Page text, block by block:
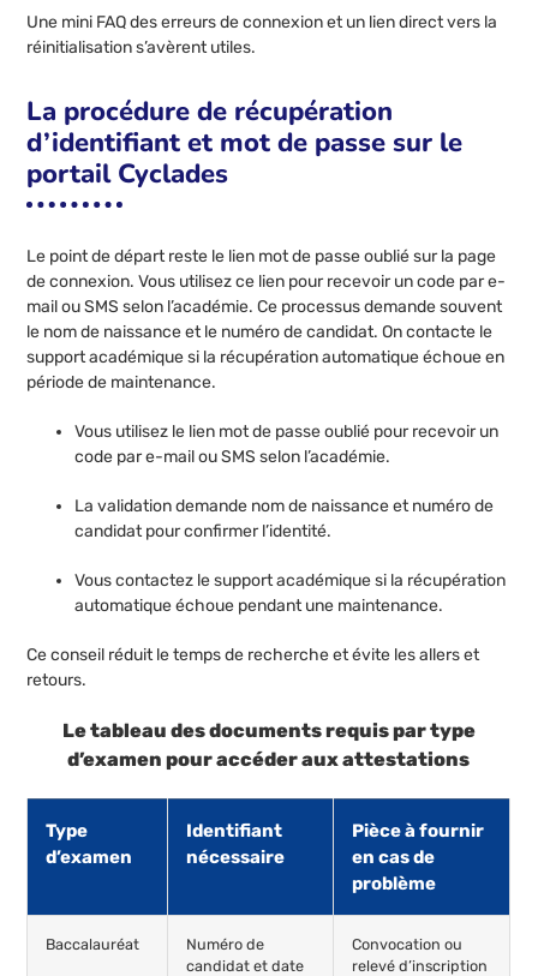
Une mini FAQ des erreurs de connexion et un lien direct vers la
réinitialisation s’avèrent utiles.
La procédure de récupération
d’identifiant et mot de passe sur le
portail Cyclades
Le point de départ reste le lien mot de passe oublié sur la page
de connexion. Vous utilisez ce lien pour recevoir un code par e-
mail ou SMS selon l’académie. Ce processus demande souvent
le nom de naissance et le numéro de candidat. On contacte le
support académique si la récupération automatique échoue en
période de maintenance.
Vous utilisez le lien mot de passe oublié pour recevoir un
code par e-mail ou SMS selon l’académie.
La validation demande nom de naissance et numéro de
candidat pour confirmer l’identité.
Vous contactez le support académique si la récupération
automatique échoue pendant une maintenance.
Ce conseil réduit le temps de recherche et évite les allers et
retours.
Le tableau des documents requis par type
d’examen pour accéder aux attestations
Type
d’examen
Identifiant
nécessaire
Pièce à fournir
en cas de
problème
Baccalauréat
Numéro de
candidat et date
Convocation ou
relevé d’inscription